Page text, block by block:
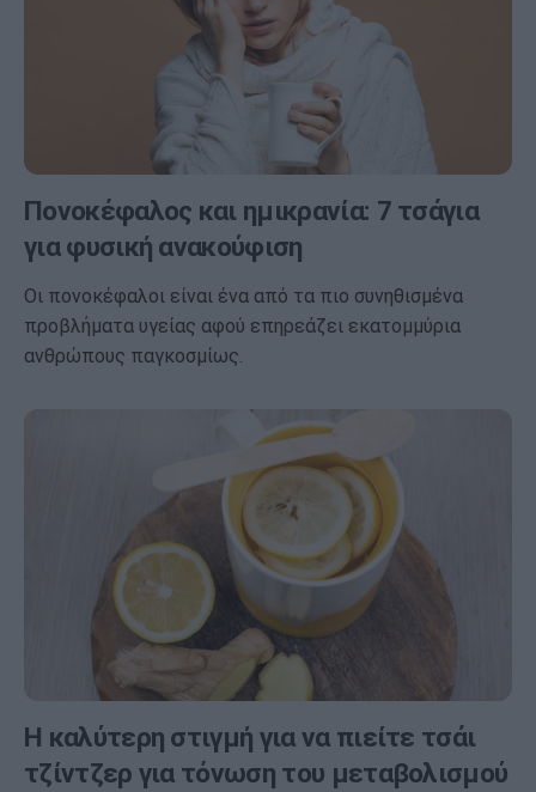
Πονοκέφαλος και ημικρανία: 7 τσάγια
για φυσική ανακούφιση
Οι πονοκέφαλοι είναι ένα από τα πιο συνηθισμένα
προβλήματα υγείας αφού επηρεάζει εκατομμύρια
ανθρώπους παγκοσμίως.
Η καλύτερη στιγμή για να πιείτε τσάι
τζίντζερ για τόνωση του μεταβολισμού